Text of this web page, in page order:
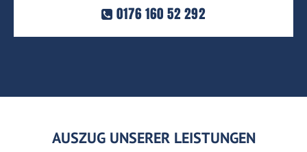
0176 160 52 292
AUSZUG UNSERER LEISTUNGEN